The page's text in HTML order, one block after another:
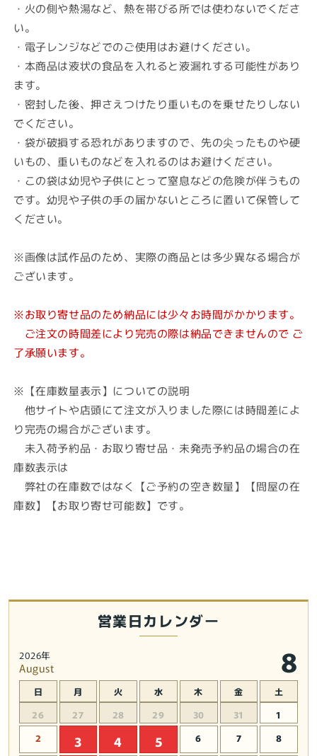
・火の側や熱湯など、熱を帯びる所では使わないでくださ
い。
・電子レンジなどでのご使用はお避けください。
・本商品は液状の食品を入れると液漏れする可能性があり
ます。
・密封した後、押さえつけたり重いものを乗せたりしない
でください。
・袋が破損する恐れがありますので、先の尖ったものや硬
いもの、重いものなどを入れるのはお避けください。
・この袋は幼児や子供にとって窒息などの危険が伴うもの
です。幼児や子供の手の届かないところに置いて保管して
ください。
※画像は試作品のため、実際の商品とは多少異なる場合が
ございます。
※お取り寄せ品のため納品には少々お時間がかかります。
ご注文の時間差により完売の際は納品できませんので ご
了承願います。
※【在庫数量表示】についての説明
他サイトや店頭にて注文が入りました際には時間差によ
り完売の場合がございます。
未入荷予約品・お取り寄せ品・未発売予約品の場合の在
庫数表示は
弊社の在庫数ではなく【ご予約の空き数量】【問屋の在
庫数】【お取り寄せ可能数】です。
営業日カレンダー
2026年
August 8
日 月 火 水 木 金 土
26 27 28 29 30 31
1
2
3 4 5 6 7 8